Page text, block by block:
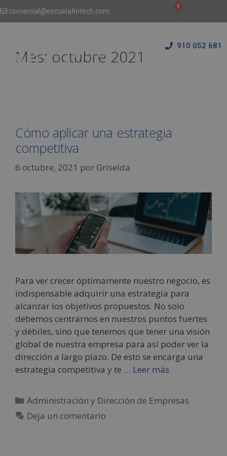
comercial@escuelafintech.com
910 052 681
Mes: octubre 2021
Cómo aplicar una estrategia
competitiva
6 octubre, 2021 por Griselda
Para ver crecer óptimamente nuestro negocio, es
indispensable adquirir una estrategia para
alcanzar los objetivos propuestos. No solo
debemos centrarnos en nuestros puntos fuertes
y débiles, sino que tenemos que tener una visión
global de nuestra empresa para así poder ver la
dirección a largo plazo. De esto se encarga una
estrategia competitiva y te … Leer más
Administración y Dirección de Empresas
Deja un comentario